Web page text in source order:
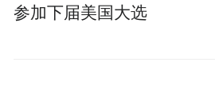
参加下届美国大选